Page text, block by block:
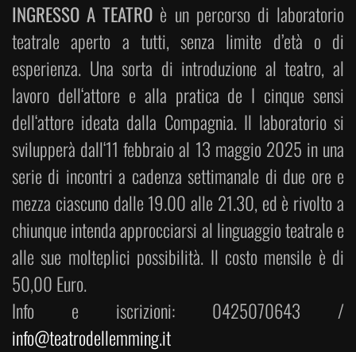
INGRESSO A TEATRO è un percorso di laboratorio
teatrale aperto a tutti, senza limite d’età o di
esperienza. Una sorta di introduzione al teatro, al
lavoro dell‘attore e alla pratica de I cinque sensi
dell‘attore ideata dalla Compagnia. Il laboratorio si
svilupperà dall‘11 febbraio al 13 maggio 2025 in una
serie di incontri a cadenza settimanale di due ore e
mezza ciascuno dalle 19.00 alle 21.30, ed è rivolto a
chiunque intenda approcciarsi al linguaggio teatrale e
alle sue molteplici possibilità. Il costo mensile è di
50,00 Euro.
Info e iscrizioni: 0425070643 /
info@teatrodellemming.it